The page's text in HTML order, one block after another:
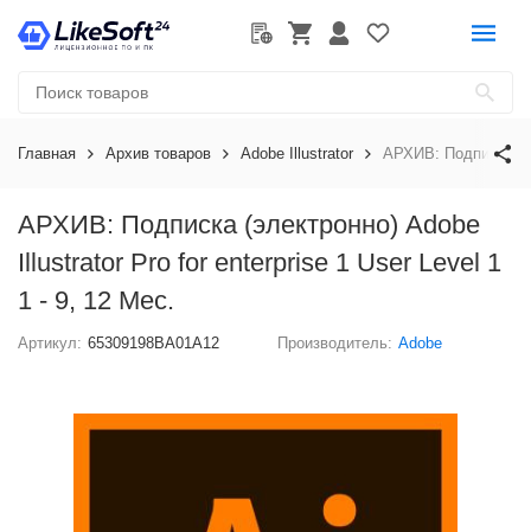
Главная Архив товаров Adobe Illustrator АРХИВ: Подписка
АРХИВ: Подписка (электронно) Adobe
Illustrator Pro for enterprise 1 User Level 1
1 - 9, 12 Мес.
Артикул: 65309198BA01A12 Производитель: Adobe